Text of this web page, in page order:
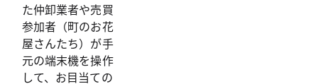
た仲卸業者や売買
参加者（町のお花
屋さんたち）が手
元の端末機を操作
して、お目当ての